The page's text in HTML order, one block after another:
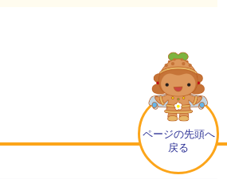
ページの先頭へ
戻る